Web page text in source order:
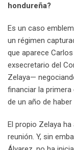
hondureña?
Es un caso
un régimen
que aparece
exsecretario del
Zelaya—
financiar la
de un año de
El propio Zelaya
reunión. Y, sin